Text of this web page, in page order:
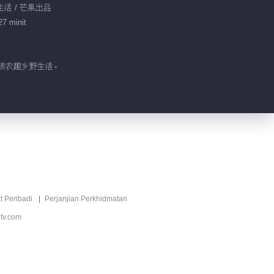
活 / 芒果出品
minit
趣乡野生活。
Peribadi Perjanjian Perkhidmatan